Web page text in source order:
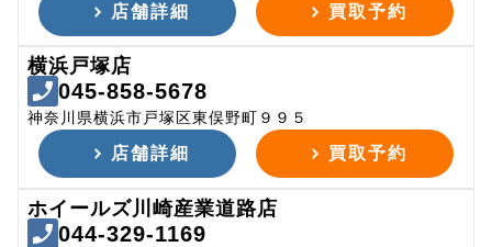
店舗詳細 買取予約
横浜戸塚店
045-858-5678
神奈川県横浜市戸塚区東俣野町９９５
店舗詳細 買取予約
ホイールズ川崎産業道路店
044-329-1169